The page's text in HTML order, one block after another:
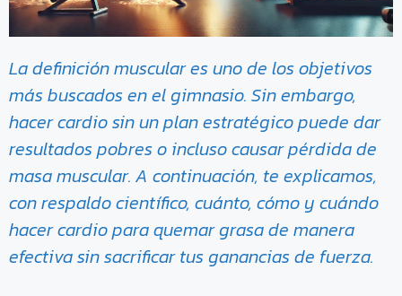
La definición muscular es uno de los objetivos
más buscados en el gimnasio. Sin embargo,
hacer cardio sin un plan estratégico puede dar
resultados pobres o incluso causar pérdida de
masa muscular. A continuación, te explicamos,
con respaldo científico, cuánto, cómo y cuándo
hacer cardio para quemar grasa de manera
efectiva sin sacrificar tus ganancias de fuerza.